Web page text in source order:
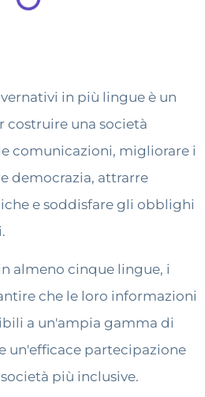
in più lingue è un
costruire una società
comunicazioni, migliorare i
democrazia, attrarre
e soddisfare gli obblighi
almeno cinque lingue, i
che le loro informazioni
a un'ampia gamma di
un'efficace partecipazione
più inclusive.